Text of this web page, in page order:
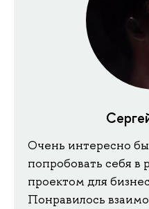
Очень интересно
попробовать себя в
проектом для
Понравилось